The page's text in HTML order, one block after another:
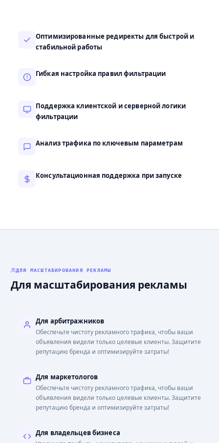
Оптимизированные редиректы для быстрой и
стабильной работы
Гибкая настройка правил фильтрации
Поддержка клиентской и серверной логики
фильтрации
Анализ трафика по ключевым параметрам
Консультационная поддержка при запуске
ДЛЯ МАСШТАБИРОВАНИЯ РЕКЛАМЫ
Для масштабирования рекламы
Для арбитражников
Обеспечьте чистоту рекламного трафика, чтобы ваши
объявления видели только целевые клиенты. Защитите
репутацию бренда и оптимизируйте затраты!
Для маркетологов
Обеспечьте чистоту рекламного трафика, чтобы ваши
объявления видели только целевые клиенты. Защитите
репутацию бренда и оптимизируйте затраты!
Для владельцев бизнеса